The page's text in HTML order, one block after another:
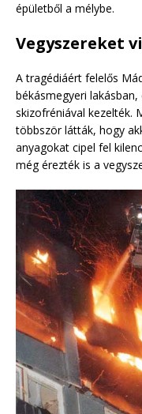
épületből a mélybe.
Vegyszereket
A tragédiáért felelős
békásmegyeri
skizofréniával kezelték.
többször látták, hogy
anyagokat cipel fel
még érezték is a